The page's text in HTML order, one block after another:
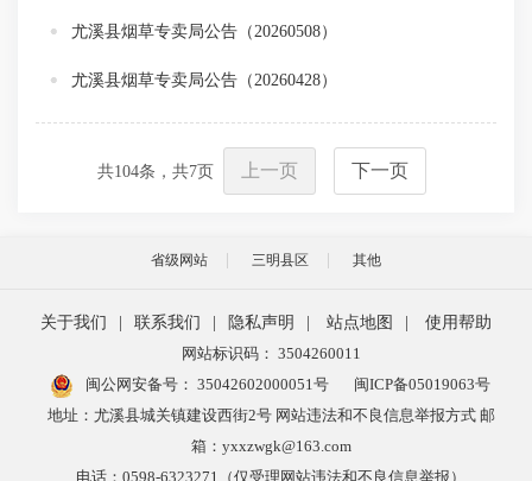
尤溪县烟草专卖局公告（20260508）
尤溪县烟草专卖局公告（20260428）
共104条，共7页 上一页 下一页
省级网站 三明县区 其他
关于我们 | 联系我们 | 隐私声明 | 站点地图 |
使用帮助
网站标识码： 3504260011
闽公网安备号： 35042602000051号
闽ICP备05019063号
地址：尤溪县城关镇建设西街2号 网站违法和不良信息举报方式 邮
箱：yxxzwgk@163.com
电话：0598-6323271（仅受理网站违法和不良信息举报）